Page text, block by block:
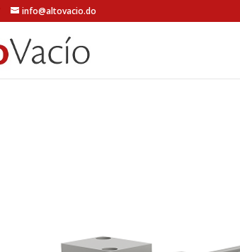
info@altovacio.do